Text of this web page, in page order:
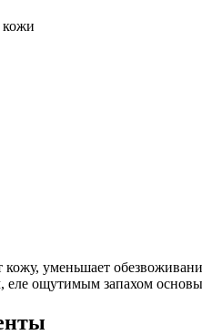
кожи
кожу, уменьшает
еле ощутимым запахом